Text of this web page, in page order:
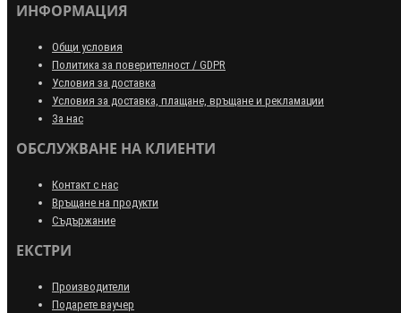
ИНФОРМАЦИЯ
Общи условия
Политика за поверителност / GDPR
Условия за доставка
Условия за доставка, плащане, връщане и рекламации
За нас
ОБСЛУЖВАНЕ НА КЛИЕНТИ
Контакт с нас
Връщане на продукти
Съдържание
ЕКСТРИ
Производители
Подарете ваучер